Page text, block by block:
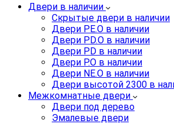
Двери в наличии
Скрытые двери в наличии
Двери PE.O в наличии
Двери PD.O в наличии
Двери PD в наличии
Двери P.O в наличии
Двери NE.O в наличии
Двери высотой 2300 в
Межкомнатные двери
Двери под дерево
Эмалевые двери